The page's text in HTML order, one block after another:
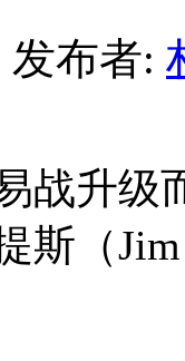
发布者:
战升级
斯（